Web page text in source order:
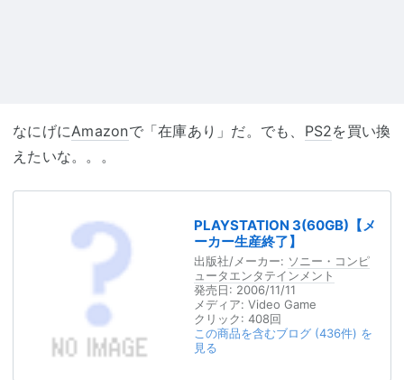
なにげにAmazonで「在庫あり」だ。でも、 PS2を買い換
えたいな。。。
PLAYSTATION 3(60GB)【メ
ーカー生産終了】
出版社/メーカー: ソニー・コンピ
ュータエンタテインメント
発売日: 2006/11/11
メディア: Video Game
クリック: 408回
この商品を含むブログ (436件) を
見る